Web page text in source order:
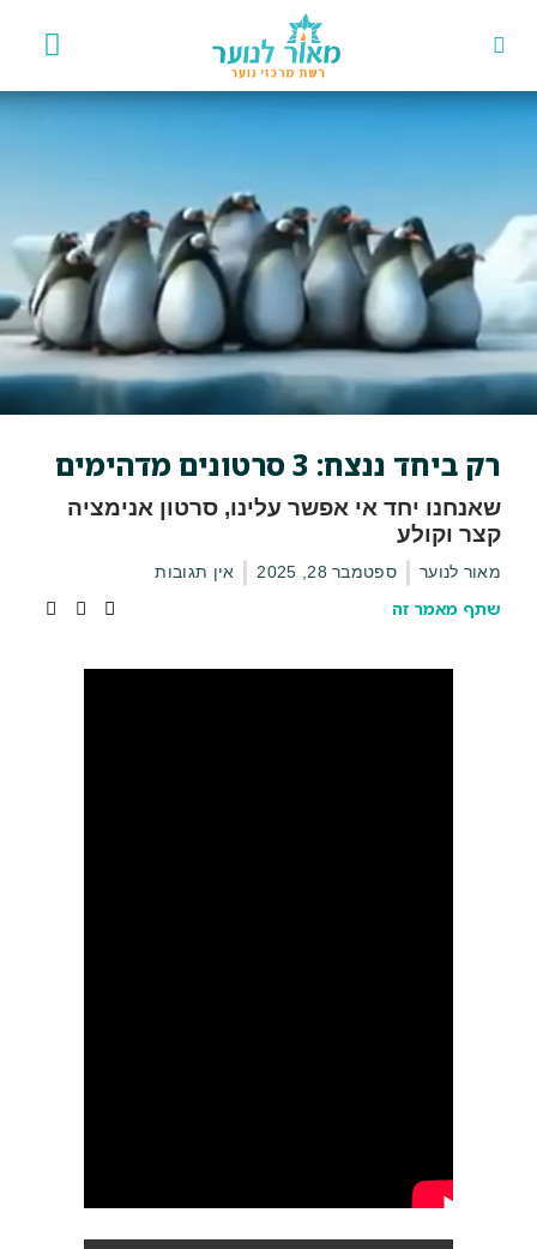
רק ביחד ננצח: 3 סרטונים מדהימים
שאנחנו יחד אי אפשר עלינו, סרטון אנימציה
קצר וקולע
מאור לנוער ספטמבר 28, 2025 אין תגובות
שתף מאמר זה